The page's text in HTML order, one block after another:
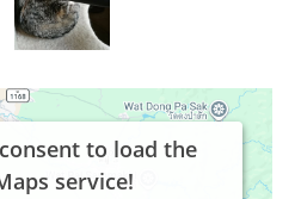
to load the
service!